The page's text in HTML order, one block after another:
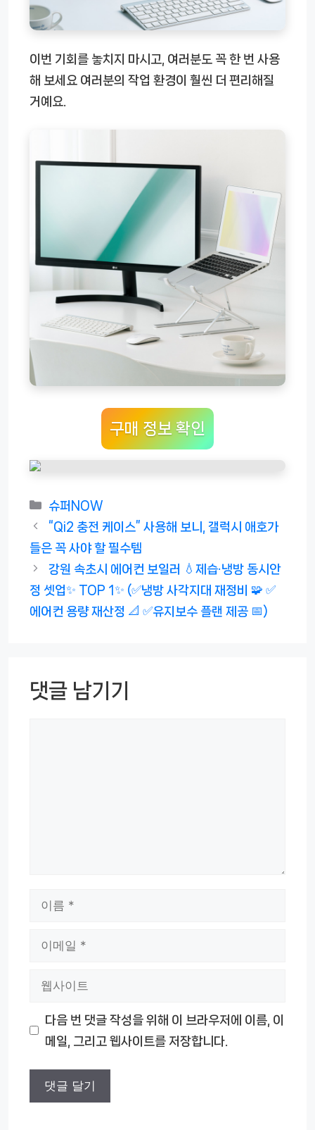
이번 기회를 놓치지 마시고, 여러분도 꼭 한 번 사용
해 보세요 여러분의 작업 환경이 훨씬 더 편리해질
거예요.
구매 정보 확인
카
테
리
슈퍼NOW
“Qi2 충전 케이스” 사용해 보니, 갤럭시 애호가
들은 꼭 사야 할 필수템
강원 속초시 에어컨 보일러 💧제습·냉방 동시안
정 셋업✨ TOP 1✨ (✅냉방 사각지대 재정비 🧩 ✅
에어컨 용량 재산정 📐 ✅유지보수 플랜 제공 📅)
댓글 남기기
다음 번 댓글 작성을 위해 이 브라우저에 이름, 이
메일, 그리고 웹사이트를 저장합니다.